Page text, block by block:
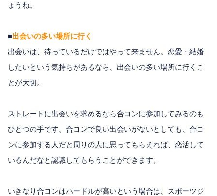
ょうね。
■出会いの多い場所に行く
出会いは、待っているだけではやって来ません。恋愛・結婚
したいという気持ちがあるなら、出会いの多い場所に行くこ
とが大切。
ストレートに出会いを求めるなら合コンに参加してみるのも
ひとつの手です。合コンで良い出会いがないとしても、合コ
ンに参加する人だと周りの人に思ってもらえれば、恋活して
いるんだなと認識してもらうことができます。
いきなり合コンはハードルが高いという場合は、スポーツジ